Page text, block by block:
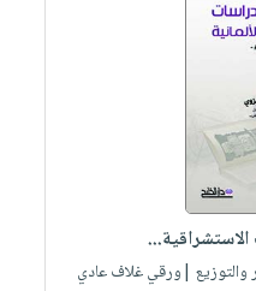
والتوزيع |ورقي غلاف عادي